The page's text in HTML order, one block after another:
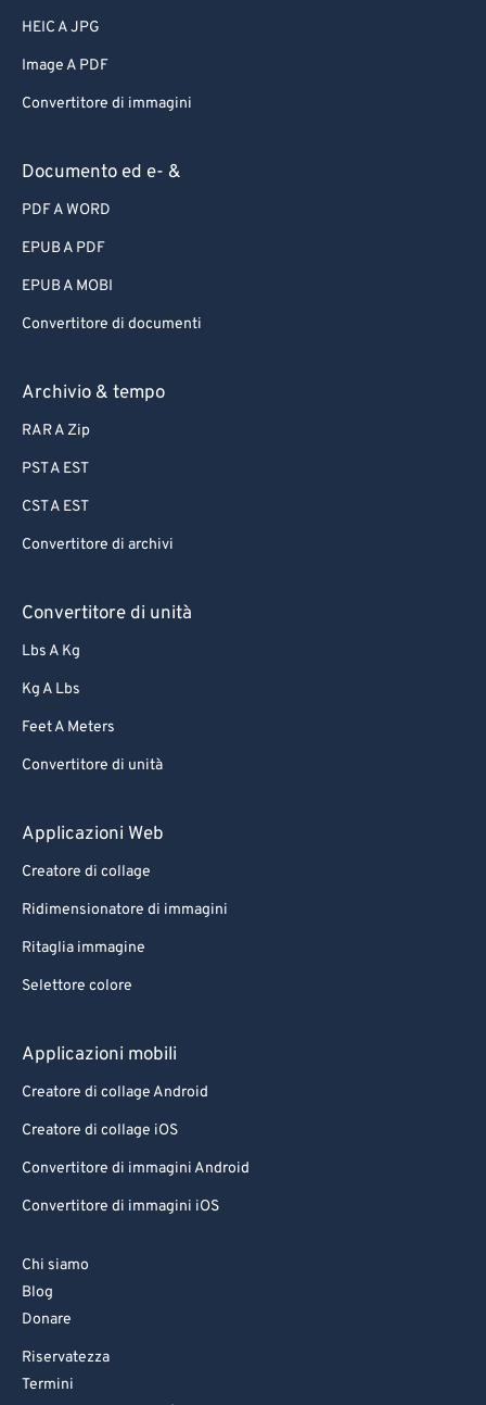
HEIC A JPG
Image A PDF
Convertitore di immagini
Documento ed e- &
PDF A WORD
EPUB A PDF
EPUB A MOBI
Convertitore di documenti
Archivio & tempo
RAR A Zip
PST A EST
CST A EST
Convertitore di archivi
Convertitore di unità
Lbs A Kg
Kg A Lbs
Feet A Meters
Convertitore di unità
Applicazioni Web
Creatore di collage
Ridimensionatore di immagini
Ritaglia immagine
Selettore colore
Applicazioni mobili
Creatore di collage Android
Creatore di collage iOS
Convertitore di immagini Android
Convertitore di immagini iOS
Chi siamo
Blog
Donare
Riservatezza
Termini